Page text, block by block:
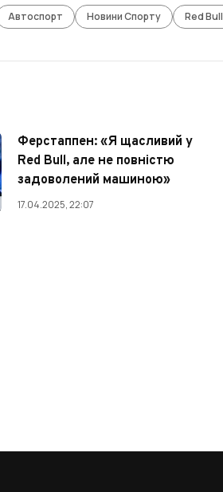
Автоспорт Новини Спорту Red Bull
Ферстаппен: «Я щасливий у
Red Bull, але не повністю
задоволений машиною»
17.04.2025, 22:07